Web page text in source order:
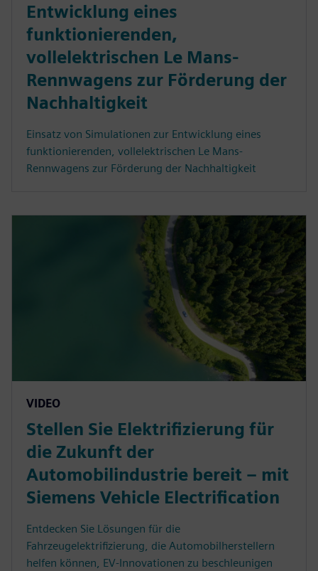
Entwicklung eines
funktionierenden,
vollelektrischen Le Mans-
Rennwagens zur Förderung der
Nachhaltigkeit
Einsatz von Simulationen zur Entwicklung eines
funktionierenden, vollelektrischen Le Mans-
Rennwagens zur Förderung der Nachhaltigkeit
VIDEO
Stellen Sie Elektrifizierung für
die Zukunft der
Automobilindustrie bereit – mit
Siemens Vehicle Electrification
Entdecken Sie Lösungen für die
Fahrzeugelektrifizierung, die Automobilherstellern
helfen können, EV-Innovationen zu beschleunigen